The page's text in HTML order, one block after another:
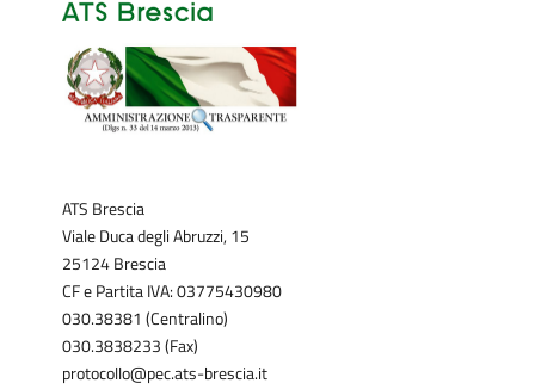
ATS Brescia
Viale Duca degli Abruzzi, 15
25124 Brescia
CF e Partita IVA: 03775430980
030.38381 (Centralino)
030.3838233 (Fax)
protocollo@pec.ats-brescia.it